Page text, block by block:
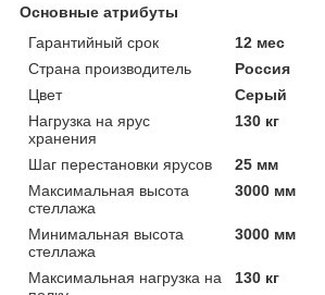
Основные атрибуты
Гарантийный срок
12 мес
Страна производитель
Россия
Цвет
Серый
Нагрузка на ярус
хранения
130 кг
Шаг перестановки ярусов
25 мм
Максимальная высота
стеллажа
3000 мм
Минимальная высота
стеллажа
3000 мм
Максимальная нагрузка на
130 кг